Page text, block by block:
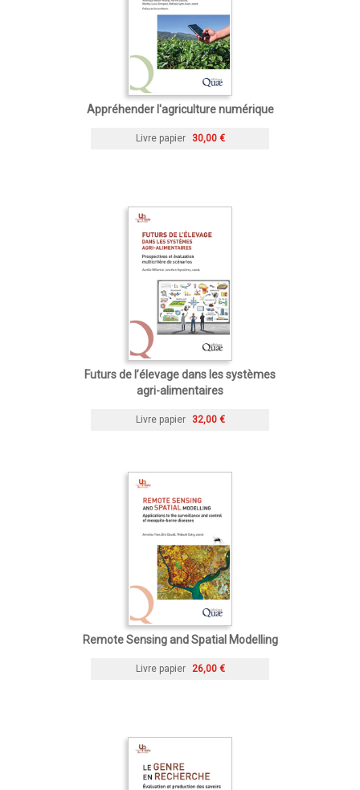
Appréhender l'agriculture numérique
Livre papier 30,00 €
Futurs de l’élevage dans les systèmes
agri-alimentaires
Livre papier 32,00 €
Remote Sensing and Spatial Modelling
Livre papier 26,00 €